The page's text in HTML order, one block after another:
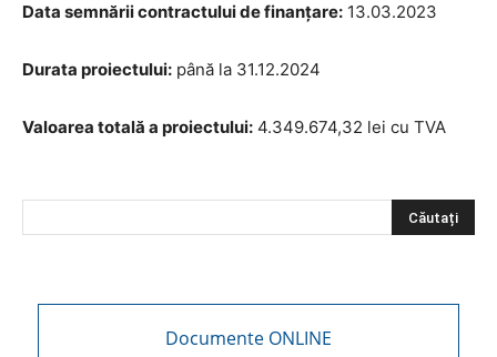
Data semnării contractului de finanțare: 13.03.2023
Durata proiectului: până la 31.12.2024
Valoarea totală a proiectului: 4.349.674,32 lei cu TVA
Documente ONLINE